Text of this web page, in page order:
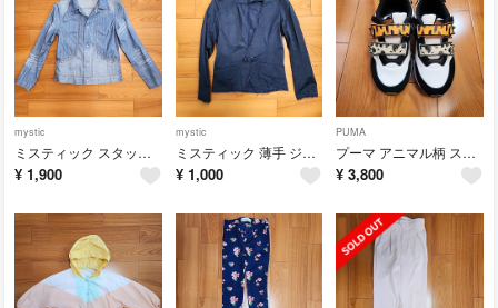
mystic
ミスティック スタッズ デニムジャケット ライトブルー フリーサイズ
¥ 1,900
mystic
ミスティック 薄手 ジャケット ネイビー
¥ 1,000
PUMA
プーマ アニマル柄 スニーカー 18.5cm プーマ 未使用
¥ 3,800